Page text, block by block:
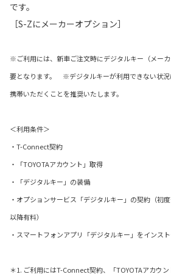
です。
［S-Zにメーカーオプション］
※ご利用には、新車ご注文時にデジタルキー（メー
要となります。 ※デジタルキーが利用できない状況
携帯いただくことを推奨いたします。
＜利用条件＞
・T-Connect契約
・「TOYOTAアカウント」取得
・「デジタルキー」の装備
・オプションサービス「デジタルキー」の契約（初
以降有料）
・スマートフォンアプリ「デジタルキー」をインス
＊1. ご利用にはT-Connect契約、「TOYOTAアカウ